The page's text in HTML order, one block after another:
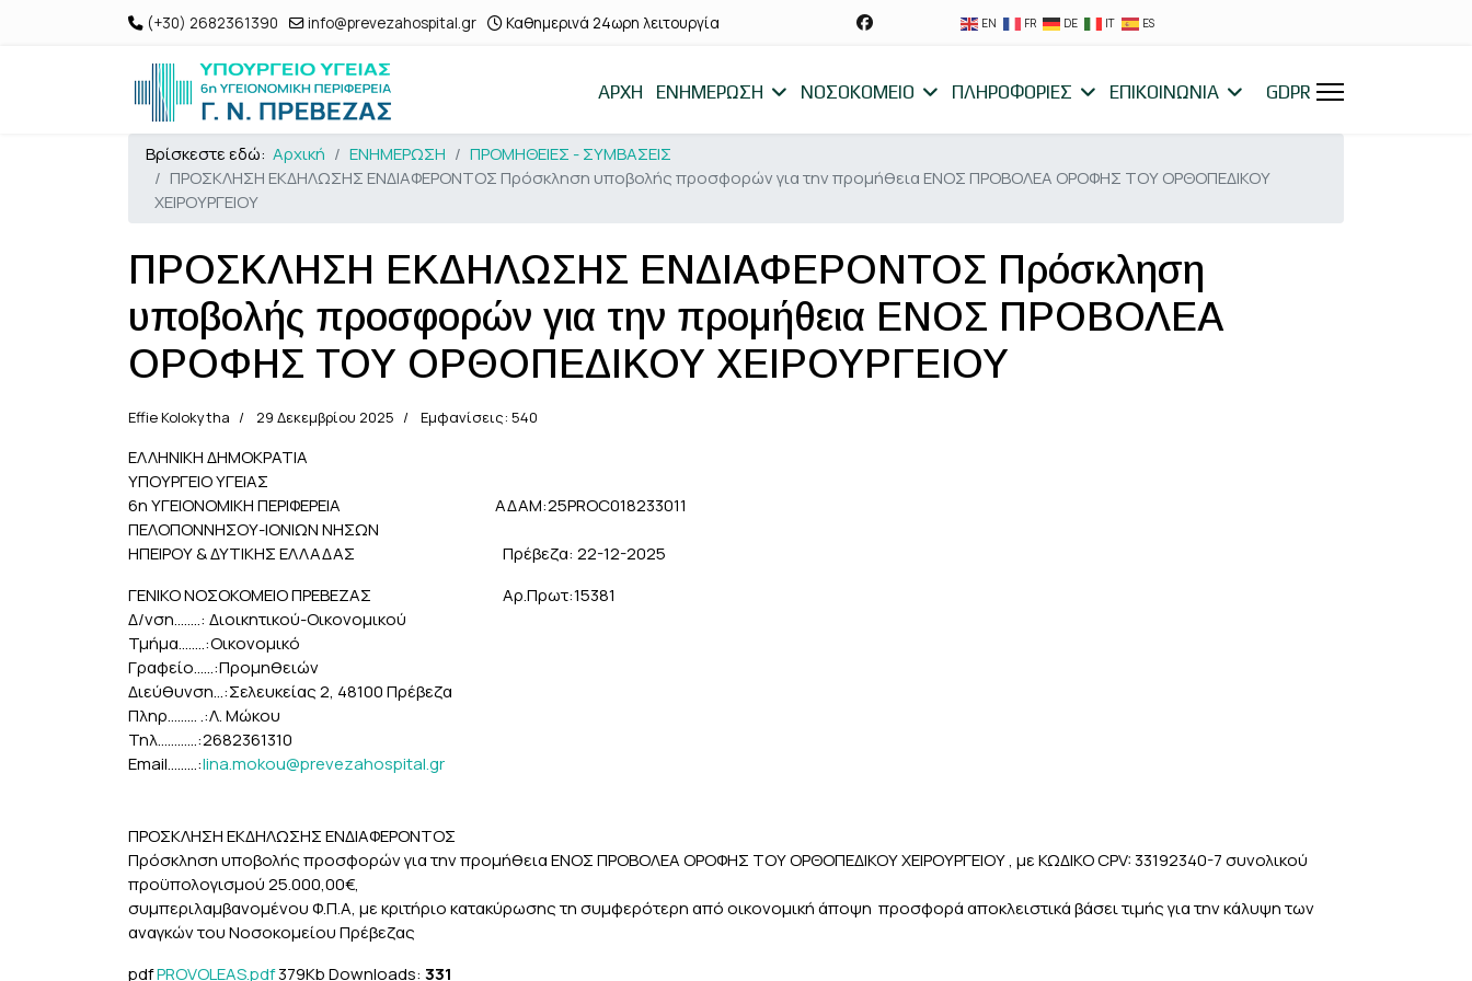
(+30) 2682361390 info@prevezahospital.gr Καθημερινά 24ωρη λειτουργία EN FR DE IT ES
ΑΡΧΗ ΕΝΗΜΕΡΩΣΗ ΝΟΣΟΚΟΜΕΙΟ ΠΛΗΡΟΦΟΡΙΕΣ ΕΠΙΚΟΙΝΩΝΙΑ GDPR
Βρίσκεστε εδώ: Αρχική ΕΝΗΜΕΡΩΣΗ
ΠΡΟΜΗΘΕΙΕΣ - ΣΥΜΒΑΣΕΙΣ
ΠΡΟΣΚΛΗΣΗ ΕΚΔΗΛΩΣΗΣ ΕΝΔΙΑΦΕΡΟΝΤΟΣ Πρόσκληση υποβολής προσφορών για την προμήθεια ΕΝΟΣ ΠΡΟΒΟΛΕΑ ΟΡΟΦΗΣ ΤΟΥ ΟΡΘΟΠΕΔΙΚΟΥ
ΧΕΙΡΟΥΡΓΕΙΟΥ
ΠΡΟΣΚΛΗΣΗ ΕΚΔΗΛΩΣΗΣ ΕΝΔΙΑΦΕΡΟΝΤΟΣ Πρόσκληση
υποβολής προσφορών για την προμήθεια ΕΝΟΣ ΠΡΟΒΟΛΕΑ
ΟΡΟΦΗΣ ΤΟΥ ΟΡΘΟΠΕΔΙΚΟΥ ΧΕΙΡΟΥΡΓΕΙΟΥ
Effie Kolokytha 29 Δεκεμβρίου 2025 Εμφανίσεις: 540
ΕΛΛΗΝΙΚΗ ΔΗΜΟΚΡΑΤΙΑ
ΥΠΟΥΡΓΕΙΟ ΥΓΕΙΑΣ
6η ΥΓΕΙΟΝΟΜΙΚΗ ΠΕΡΙΦΕΡΕΙΑ ΑΔΑΜ:25PROC018233011
ΠΕΛΟΠΟΝΝΗΣΟΥ-ΙΟΝΙΩΝ ΝΗΣΩΝ
ΗΠΕΙΡΟΥ & ΔΥΤΙΚΗΣ ΕΛΛΑΔΑΣ Πρέβεζα: 22-12-2025
ΓΕΝΙΚΟ ΝΟΣΟΚΟΜΕΙΟ ΠΡΕΒΕΖΑΣ Αρ.Πρωτ:15381
Δ/νση……..: Διοικητικού-Οικονομικού
Τμήμα……..:Οικονομικό
Γραφείο…...:Προμηθειών
Διεύθυνση...:Σελευκείας 2, 48100 Πρέβεζα
Πληρ……… .:Λ. Μώκου
Τηλ………...:2682361310
Email………:lina.mokou@prevezahospital.gr
ΠΡΟΣΚΛΗΣΗ ΕΚΔΗΛΩΣΗΣ ΕΝΔΙΑΦΕΡΟΝΤΟΣ
Πρόσκληση υποβολής προσφορών για την προμήθεια ΕΝΟΣ ΠΡΟΒΟΛΕΑ ΟΡΟΦΗΣ ΤΟΥ ΟΡΘΟΠΕΔΙΚΟΥ ΧΕΙΡΟΥΡΓΕΙΟΥ , με ΚΩΔΙΚΟ CPV: 33192340-7 συνολικού
προϋπολογισμού 25.000,00€,
συμπεριλαμβανομένου Φ.Π.Α, με κριτήριο κατακύρωσης τη συμφερότερη από οικονομική άποψη προσφορά αποκλειστικά βάσει τιμής για την κάλυψη των
αναγκών του Νοσοκομείου Πρέβεζας
pdfPROVOLEAS.pdf379KbDownloads: 331